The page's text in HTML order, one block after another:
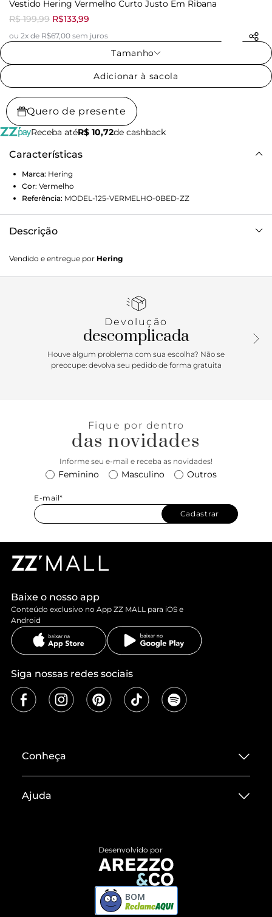
Vestido Hering Vermelho Curto Justo Em Ribana
R$ 199,99 R$133,99
ou 2x de R$67,00 sem juros
Tamanho
Adicionar à sacola
Quero de presente
Receba atéR$ 10,72de cashback
Características
Marca: Hering
Cor: Vermelho
Referência: MODEL-125-VERMELHO-0BED-ZZ
Descrição
toque macio e excelente elasticidade. A modelagem
ajustada ao corpo valoriza a silhueta, enquanto as pregas
U e alças largas, oferece segurança e um caimento
elastano, garante conforto extra no uso.Detalhes da
peça:Malha com elastano Modelagem justa Comprimento
curto Decote U Alças largas Detalhe de pregas laterais
Forro em malha de elastano
Vendido e entregue por Hering
Devolução
descomplicada
Houve algum problema com sua escolha? Não se
preocupe: devolva seu pedido de forma gratuita
Fique por dentro
das novidades
Informe seu e-mail e receba as novidades!
Feminino Masculino Outros
E-mail*
Cadastrar
Baixe o nosso app
Conteúdo exclusivo no App ZZ MALL para iOS e
Android
Siga nossas redes sociais
Conheça
Termos de Uso
ZZ MALL é confiável
Ajuda
Devolução do Produto
Compre pelo WhatsApp
Desenvolvido por
BOM